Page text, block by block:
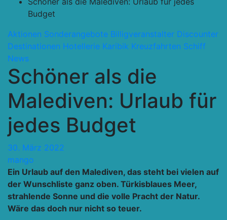
Budget
Aktionen Sonderangebote Billigveranstalter Discounter
Destinationen Hotellerie Karibik Kreuzfahrten Schiff
News
Schöner als die
Malediven: Urlaub für
jedes Budget
30. März 2022
mango
Ein Urlaub auf den Malediven, das steht bei vielen auf
der Wunschliste ganz oben. Türkisblaues Meer,
strahlende Sonne und die volle Pracht der Natur.
Wäre das doch nur nicht so teuer.